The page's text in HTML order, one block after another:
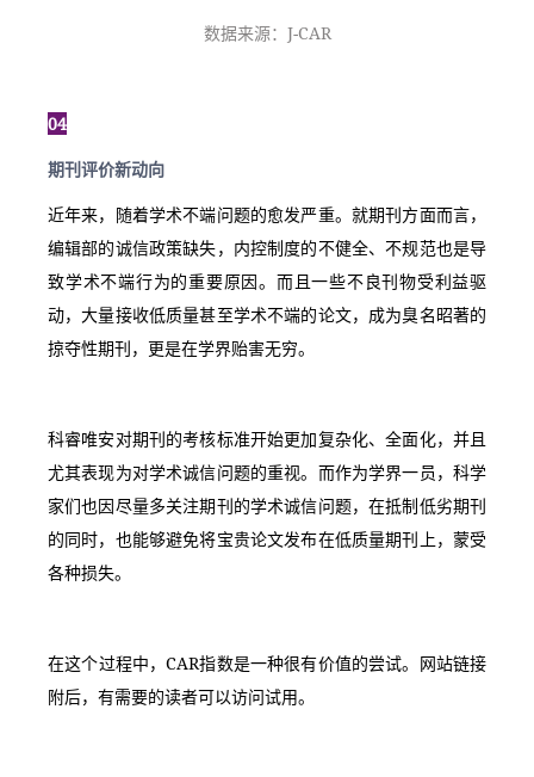
数据来源：J-CAR
04
期刊评价新动向
近年来，随着学术不端问题的愈发严重。就期刊方面而言，
编辑部的诚信政策缺失，内控制度的不健全、不规范也是导
致学术不端行为的重要原因。而且一些不良刊物受利益驱
动，大量接收低质量甚至学术不端的论文，成为臭名昭著的
掠夺性期刊，更是在学界贻害无穷。
科睿唯安对期刊的考核标准开始更加复杂化、全面化，并且
尤其表现为对学术诚信问题的重视。而作为学界一员，科学
家们也因尽量多关注期刊的学术诚信问题，在抵制低劣期刊
的同时，也能够避免将宝贵论文发布在低质量期刊上，蒙受
各种损失。
在这个过程中，CAR指数是一种很有价值的尝试。网站链接
附后，有需要的读者可以访问试用。